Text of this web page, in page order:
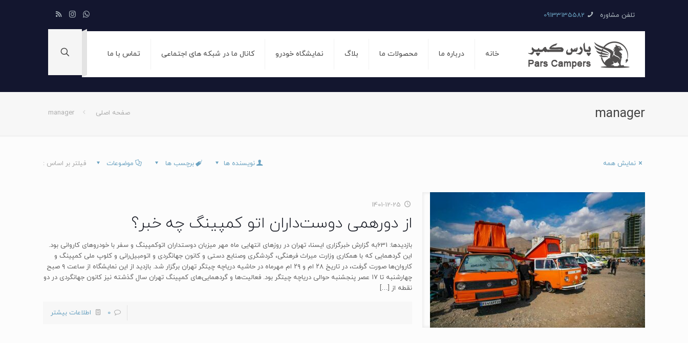
تلفن مشاوره 09133135582
خانه درباره ما محصولات ما بلاگ نمایشگاه خودرو کانال ما در شبکه های اجتماعی تماس با ما
manager صفحه اصلی manager
فیلتر بر اساس : موضوعات برچسب ها نویسنده ها نمایش همه
1401-12-25
از دورهمی دوست‌داران اتو کمپینگ چه خبر؟
بازدیدها: 631به گزارش خبرگزاری ایسنا، تهران در روزهای انتهایی ماه مهر میزبان دوستداران اتوکمپینگ و سفر با خودرو‌های کاروانی بود.
این گردهمایی که با همکاری وزارت میراث فرهنگی، گردشگری وصنایع دستی و کانون جهانگردی و اتومبیل‌رانی و کلوپ ملی کمپینگ و
کاروان‌ها صورت گرفت، در تاریخ ۲۸ ام و ۲۹ ام مهرماه در حاشیه دریاچه چیتگر تهران برگزار شد. بازدید از این نمایشگاه از ساعت ۹ صبح
چهارشنبه تا ۱۷ عصر پنجشنبه حوالی دریاچه چیتگر بود. فعالیت‌ها و گردهمایی‌های کمپینگ تهران سال گذشته نیز کانون جهانگردی در دو
نقطه از […]
0 اطلاعات بیشتر